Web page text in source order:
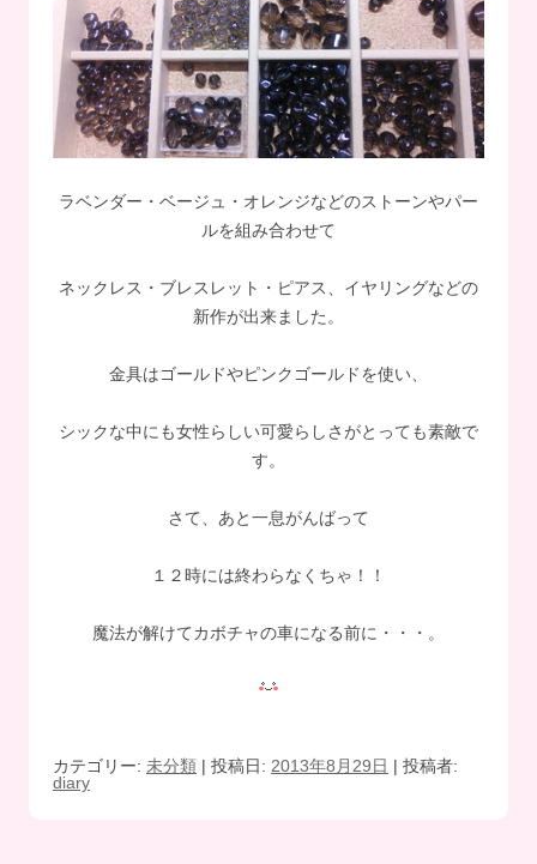
ラベンダー・ベージュ・オレンジなどのストーンやパー
ルを組み合わせて
ネックレス・ブレスレット・ピアス、イヤリングなどの
新作が出来ました。
金具はゴールドやピンクゴールドを使い、
シックな中にも女性らしい可愛らしさがとっても素敵で
す。
さて、あと一息がんばって
１２時には終わらなくちゃ！！
魔法が解けてカボチャの車になる前に・・・。
カテゴリー: 未分類 | 投稿日: 2013年8月29日 | 投稿者:
diary